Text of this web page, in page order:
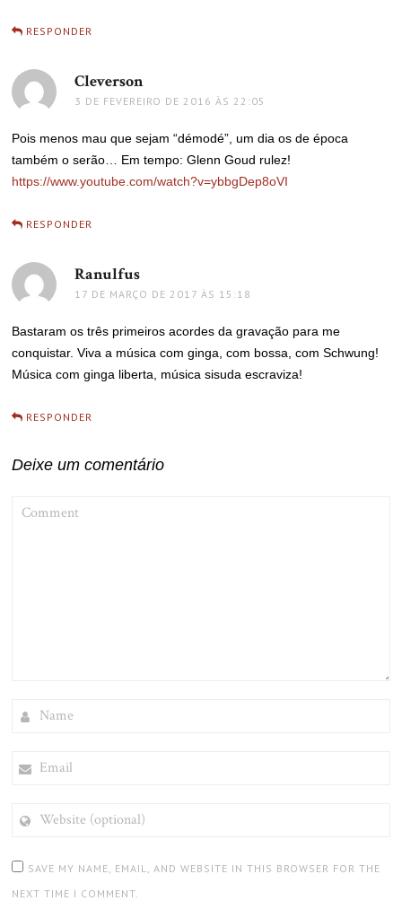
RESPONDER
Cleverson
3 DE FEVEREIRO DE 2016 ÀS 22:05
Pois menos mau que sejam “démodé”, um dia os de época
também o serão… Em tempo: Glenn Goud rulez!
https://www.youtube.com/watch?v=ybbgDep8oVI
RESPONDER
Ranulfus
17 DE MARÇO DE 2017 ÀS 15:18
Bastaram os três primeiros acordes da gravação para me
conquistar. Viva a música com ginga, com bossa, com Schwung!
Música com ginga liberta, música sisuda escraviza!
RESPONDER
Deixe um comentário
(OPTIONAL)
SAVE MY NAME, EMAIL, AND WEBSITE IN THIS BROWSER FOR THE
NEXT TIME I COMMENT.